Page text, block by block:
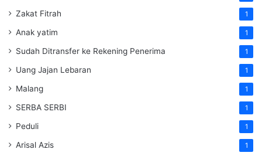
Zakat Fitrah 1
Anak yatim 1
Sudah Ditransfer ke Rekening Penerima 1
Uang Jajan Lebaran 1
Malang 1
SERBA SERBI 1
Peduli 1
Arisal Azis 1